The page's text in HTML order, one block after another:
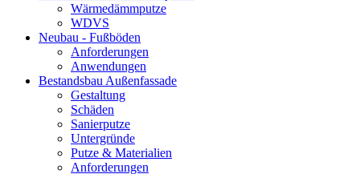
Wärmedämmputze
WDVS
Neubau - Fußböden
Anforderungen
Anwendungen
Bestandsbau Außenfassade
Gestaltung
Schäden
Sanierputze
Untergründe
Putze & Materialien
Anforderungen